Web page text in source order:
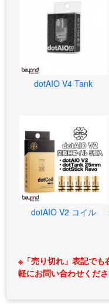
dotAIO V4 Tank
dotAIO V2 コイル
※「売り切れ」表記でも
軽にお問い合わせくださ